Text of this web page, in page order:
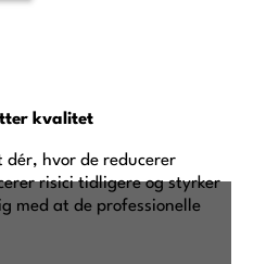
kvalitet
dér, hvor de reducerer
risici tidligere og styrker
med at de professionelle